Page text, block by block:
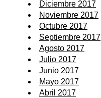
Diciembre 2017
Noviembre 2017
Octubre 2017
Septiembre 2017
Agosto 2017
Julio 2017
Junio 2017
Mayo 2017
Abril 2017